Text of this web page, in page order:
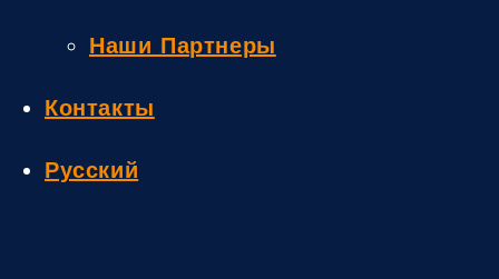
Наши Партнеры
Контакты
Русский